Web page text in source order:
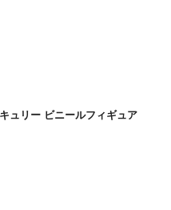
キュリー ビニールフィギュア